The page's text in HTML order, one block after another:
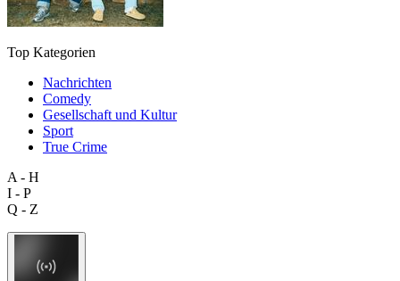
Top Kategorien
Nachrichten
Comedy
Gesellschaft und Kultur
Sport
True Crime
A - H
I - P
Q - Z